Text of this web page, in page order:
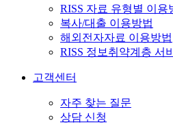
RISS 자료 유형별 이용
복사/대출 이용방법
해외전자자료 이용방법
RISS 정보취약계층 서
고객센터
자주 찾는 질문
상담 신청